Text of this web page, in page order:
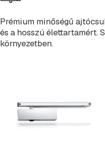
Prémium minőségű
és a hosszú élettartamért.
környezetben.